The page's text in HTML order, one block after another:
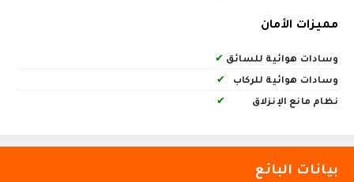
مميزات الأمان
وسادات هوائية للسائق ✔
وسادات هوائية للركاب
✔
نظام مانع الإنزلاق
✔
بيانات البائع